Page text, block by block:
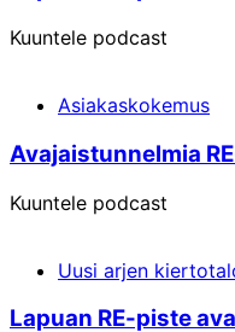
Kuuntele podcast
Asiakaskokemus
Avajais­tunnelmia
Kuuntele podcast
Uusi arjen
Lapuan RE-piste